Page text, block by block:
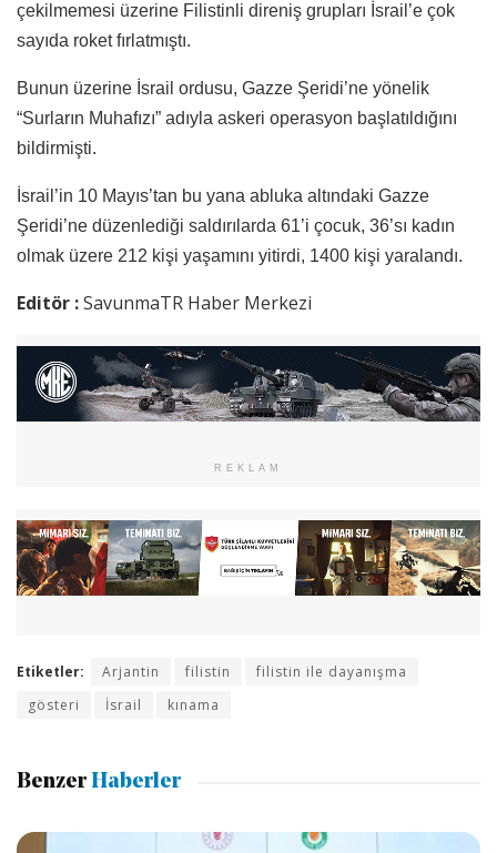
çekilmemesi üzerine Filistinli direniş grupları İsrail’e çok
sayıda roket fırlatmıştı.
Bunun üzerine İsrail ordusu, Gazze Şeridi’ne yönelik
“Surların Muhafızı” adıyla askeri operasyon başlatıldığını
bildirmişti.
İsrail’in 10 Mayıs’tan bu yana abluka altındaki Gazze
Şeridi’ne düzenlediği saldırılarda 61’i çocuk, 36’sı kadın
olmak üzere 212 kişi yaşamını yitirdi, 1400 kişi yaralandı.
Editör :SavunmaTR Haber Merkezi
REKLAM
Etiketler: Arjantin filistin
filistin ile dayanışma
gösteri
İsrail kınama
Benzer Haberler